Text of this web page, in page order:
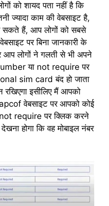
को शायद पता नहीं है कि
ज्यादा काम की वेबसाइट है,
हैं, आप लोगों को सबसे
पर बिना जानकारी के
लोगों ने गलती से भी अपने
या not require पर
sim card बंद हो जाता
रखिएगा इसीलिए मैं आपको
वेबसाइट पर आपको कोई
require पर क्लिक करने
होगा कि वह मोबाइल नंबर